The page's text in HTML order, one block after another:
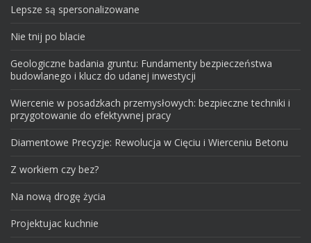
Lepsze są spersonalizowane
Nie tnij po blacie
Geologiczne badania gruntu: Fundamenty bezpieczeństwa
budowlanego i klucz do udanej inwestycji
Wiercenie w posadzkach przemysłowych: bezpieczne techniki i
przygotowanie do efektywnej pracy
Diamentowe Precyzje: Rewolucja w Cięciu i Wierceniu Betonu
Z workiem czy bez?
Na nową drogę życia
Projektujac kuchnie